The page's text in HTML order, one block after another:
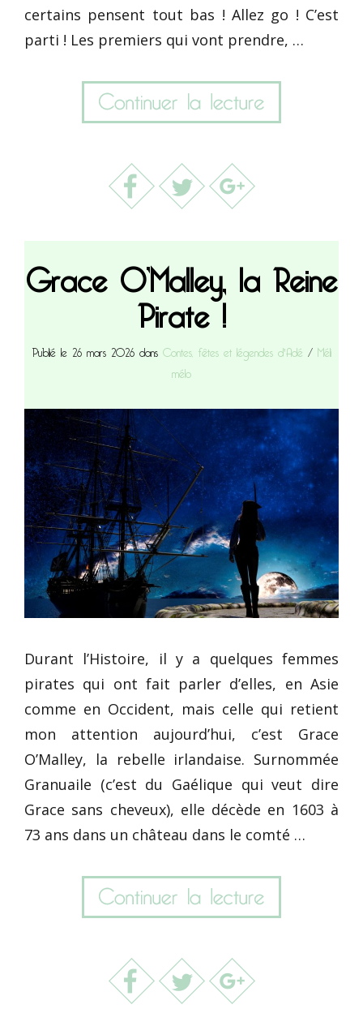
certains pensent tout bas ! Allez go ! C’est
parti ! Les premiers qui vont prendre, …
Grace O’Malley, la Reine
Pirate !
Publié le 26 mars 2026 dansContes, fêtes et légendes d'Adé /Méli
mélo
Durant l’Histoire, il y a quelques femmes
pirates qui ont fait parler d’elles, en Asie
comme en Occident, mais celle qui retient
mon attention aujourd’hui, c’est Grace
O’Malley, la rebelle irlandaise. Surnommée
Granuaile (c’est du Gaélique qui veut dire
Grace sans cheveux), elle décède en 1603 à
73 ans dans un château dans le comté …